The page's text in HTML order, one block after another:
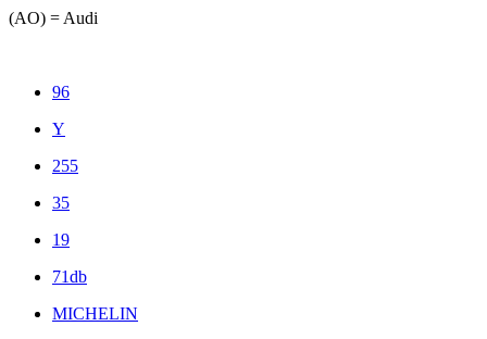
(AO) = Audi
96
Y
255
35
19
71db
MICHELIN